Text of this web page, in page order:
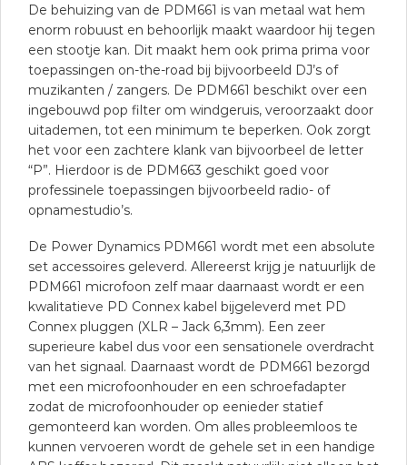
De behuizing van de PDM661 is van metaal wat hem
enorm robuust en behoorlijk maakt waardoor hij tegen
een stootje kan. Dit maakt hem ook prima prima voor
toepassingen on-the-road bij bijvoorbeeld DJ’s of
muzikanten / zangers. De PDM661 beschikt over een
ingebouwd pop filter om windgeruis, veroorzaakt door
uitademen, tot een minimum te beperken. Ook zorgt
het voor een zachtere klank van bijvoorbeel de letter
“P”. Hierdoor is de PDM663 geschikt goed voor
professinele toepassingen bijvoorbeeld radio- of
opnamestudio’s.
De Power Dynamics PDM661 wordt met een absolute
set accessoires geleverd. Allereerst krijg je natuurlijk de
PDM661 microfoon zelf maar daarnaast wordt er een
kwalitatieve PD Connex kabel bijgeleverd met PD
Connex pluggen (XLR – Jack 6,3mm). Een zeer
superieure kabel dus voor een sensationele overdracht
van het signaal. Daarnaast wordt de PDM661 bezorgd
met een microfoonhouder en een schroefadapter
zodat de microfoonhouder op eenieder statief
gemonteerd kan worden. Om alles probleemloos te
kunnen vervoeren wordt de gehele set in een handige